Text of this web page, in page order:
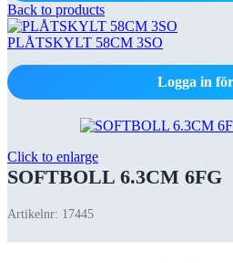
Back to products
PLÅTSKYLT 58CM 3SO
Logga in
Click to enlarge
SOFTBOLL 6.3CM 6FG
Artikelnr: 17445